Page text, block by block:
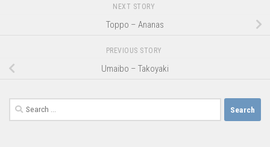
NEXT STORY
Toppo – Ananas
PREVIOUS STORY
Umaibo – Takoyaki
Search
for: